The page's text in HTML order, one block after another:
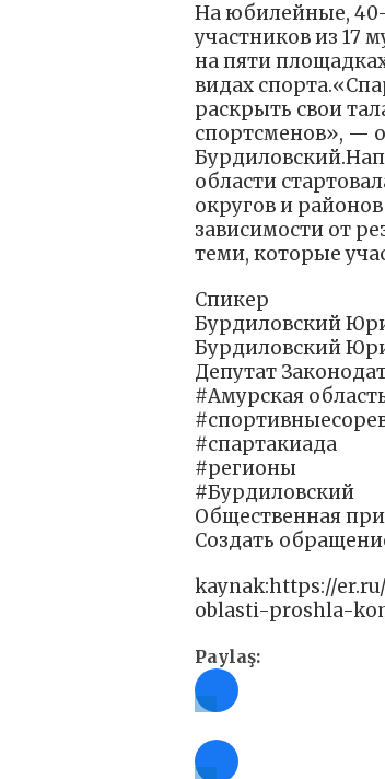
На юбилейные, 40-
участников из 17
на пяти
видах
раскрыть свои
спортсменов», —
области
округов и
зависимости от
теми, которые
Спикер
Бурдиловский
Бурдиловский
Депутат
#Амурская
#спартакиада
#регионы
#Бурдиловский
Общественная
Создать
kaynak:https://
oblasti-proshla-
Paylaş: